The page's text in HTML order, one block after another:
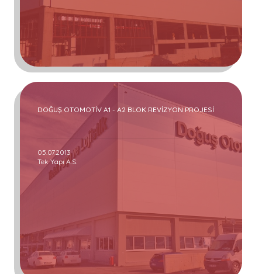
DOĞUŞ OTOMOTİV A1 - A2 BLOK REVİZYON PROJESİ
05.07.2013
Tek Yapı A.S.